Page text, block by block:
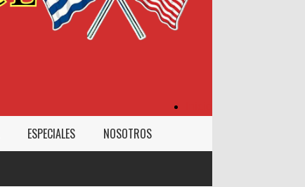
ESPECIALES NOSOTROS